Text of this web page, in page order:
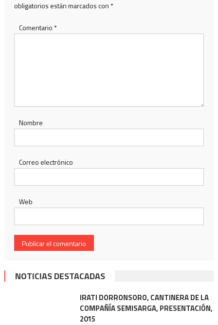
obligatorios están marcados con *
Comentario *
Nombre
Correo electrónico
Web
NOTICIAS DESTACADAS
IRATI DORRONSORO, CANTINERA DE LA
COMPAÑÍA SEMISARGA, PRESENTACIÓN,
2015